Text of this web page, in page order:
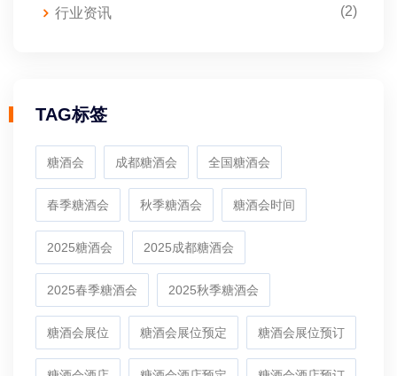
行业资讯 (2)
TAG标签
糖酒会 成都糖酒会 全国糖酒会
春季糖酒会 秋季糖酒会 糖酒会时间
2025糖酒会 2025成都糖酒会
2025春季糖酒会 2025秋季糖酒会
糖酒会展位 糖酒会展位预定 糖酒会展位预订